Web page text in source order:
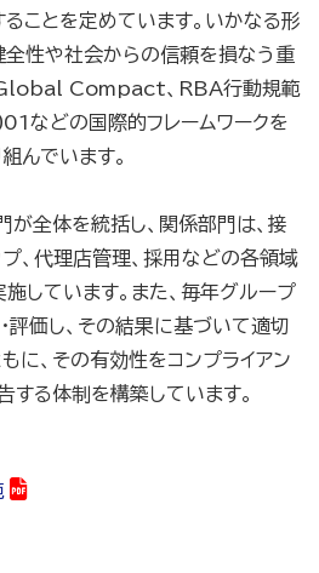
ことを定めています。いかなる形
性や社会からの信頼を損なう重
Global Compact、RBA行動規範
などの国際的フレームワークを
んでいます。
が全体を統括し、関係部門は、接
プ、代理店管理、採用などの各領域
しています。また、毎年グループ
評価し、その結果に基づいて適切
に、その有効性をコンプライアン
する体制を構築しています。